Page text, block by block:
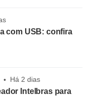
com USB: confira
Há 2 dias
Intelbras para